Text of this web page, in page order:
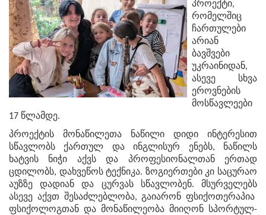
პროექტი,
რომელშიც
ჩართულები
არიან
ბავშვები
უკრაინიდან,
ასევე სხვა
ეროვნების
მოსწავლეები
17 წლამდე.
პროექტის მონაწილეთა ნაწილი დიდი ინტერესით
სწავლობს ქართულ და ინგლისურ ენებს, ნაწილს
ხატვის ნიჭი აქვს და პროფესიონალთან ერთად
ცდილობს, დახვეწოს ტექნიკა. ზოგიერთები კი საცურაო
აუზზე დადიან და ცურვას სწავლობენ. მსურველებს
ასევე აქვთ შესაძლებლობა, გაიარონ ფსიქოთერაპია
ფსიქოლოგთან და მონაწილეობა მიიღონ სპორტულ-